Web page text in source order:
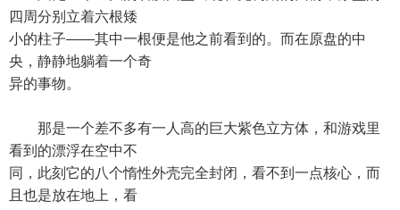
四周分别立着六根矮
小的柱子——其中一根便是他之前看到的。而在原盘的中
央，静静地躺着一个奇
异的事物。
那是一个差不多有一人高的巨大紫色立方体，和游戏里
看到的漂浮在空中不
同，此刻它的八个惰性外壳完全封闭，看不到一点核心，而
且也是放在地上，看